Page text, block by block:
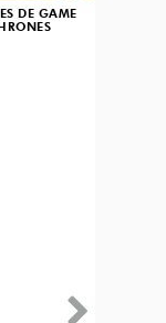
DE GAME